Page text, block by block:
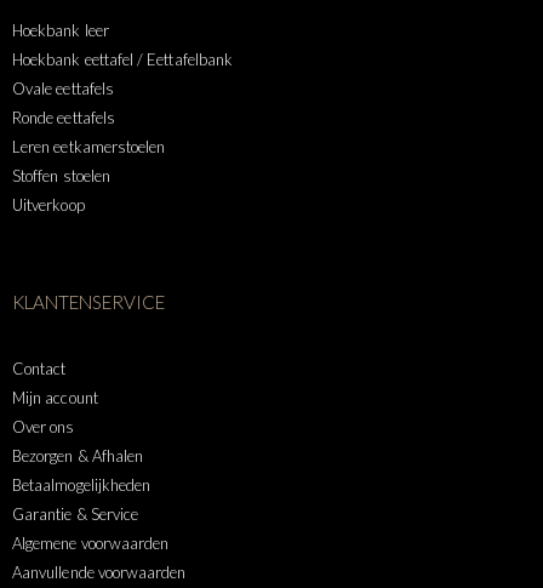
Hoekbank leer
Hoekbank eettafel / Eettafelbank
Ovale eettafels
Ronde eettafels
Leren eetkamerstoelen
Stoffen stoelen
Uitverkoop
KLANTENSERVICE
Contact
Mijn account
Over ons
Bezorgen & Afhalen
Betaalmogelijkheden
Garantie & Service
Algemene voorwaarden
Aanvullende voorwaarden